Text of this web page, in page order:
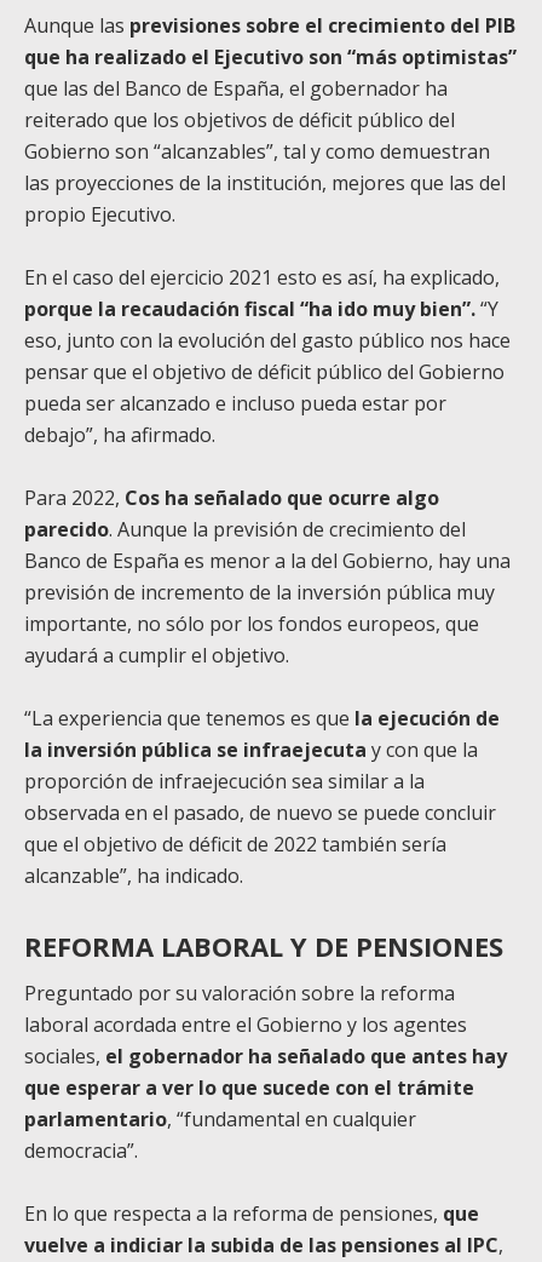
Aunque las previsiones sobre el crecimiento del PIB
que ha realizado el Ejecutivo son “más optimistas”
que las del Banco de España, el gobernador ha
reiterado que los objetivos de déficit público del
Gobierno son “alcanzables”, tal y como demuestran
las proyecciones de la institución, mejores que las del
propio Ejecutivo.
En el caso del ejercicio 2021 esto es así, ha explicado,
porque la recaudación fiscal “ha ido muy bien”.“Y
eso, junto con la evolución del gasto público nos hace
pensar que el objetivo de déficit público del Gobierno
pueda ser alcanzado e incluso pueda estar por
debajo”, ha afirmado.
Para 2022, Cos ha señalado que ocurre algo
parecido. Aunque la previsión de crecimiento del
Banco de España es menor a la del Gobierno, hay una
previsión de incremento de la inversión pública muy
importante, no sólo por los fondos europeos, que
ayudará a cumplir el objetivo.
“La experiencia que tenemos es que la ejecución de
la inversión pública se infraejecuta y con que la
proporción de infraejecución sea similar a la
observada en el pasado, de nuevo se puede concluir
que el objetivo de déficit de 2022 también sería
alcanzable”, ha indicado.
REFORMA LABORAL Y DE PENSIONES
Preguntado por su valoración sobre la reforma
laboral acordada entre el Gobierno y los agentes
sociales, el gobernador ha señalado que antes hay
que esperar a ver lo que sucede con el trámite
parlamentario, “fundamental en cualquier
democracia”.
En lo que respecta a la reforma de pensiones, que
vuelve a indiciar la subida de las pensiones al IPC,